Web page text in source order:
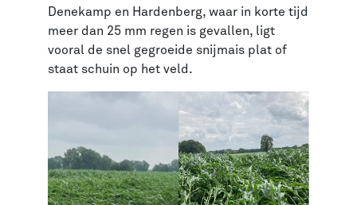
Denekamp en Hardenberg, waar in korte tijd
meer dan 25 mm regen is gevallen, ligt
vooral de snel gegroeide snijmais plat of
staat schuin op het veld.